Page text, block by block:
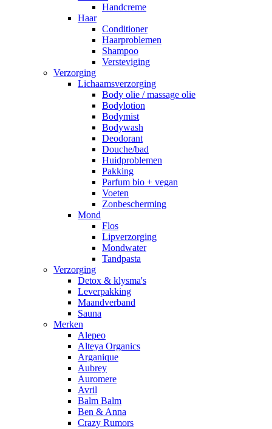
Handcreme
Haar
Conditioner
Haarproblemen
Shampoo
Versteviging
Verzorging
Lichaamsverzorging
Body olie / massage olie
Bodylotion
Bodymist
Bodywash
Deodorant
Douche/bad
Huidproblemen
Pakking
Parfum bio + vegan
Voeten
Zonbescherming
Mond
Flos
Lipverzorging
Mondwater
Tandpasta
Verzorging
Detox & klysma's
Leverpakking
Maandverband
Sauna
Merken
Alepeo
Alteya Organics
Arganique
Aubrey
Auromere
Avril
Balm Balm
Ben & Anna
Crazy Rumors